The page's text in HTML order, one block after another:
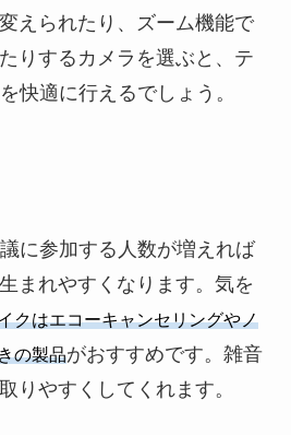
えられたり、ズーム機能で
りするカメラを選ぶと、テ
快適に行えるでしょう。
に参加する人数が増えれば
まれやすくなります。気を
クはエコーキャンセリングやノ
の製品がおすすめです。雑音
りやすくしてくれます。